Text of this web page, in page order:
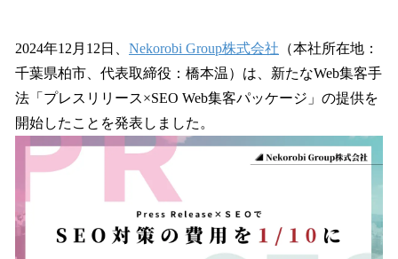
！
数
を
読
み
込
み
2024年12月12日、 Nekorobi Group株式会社 （本社所在地：
千葉県柏市、代表取締役：橋本温）は、新たなWeb集客手
法「プレスリリース×SEO Web集客パッケージ」の提供を
開始したことを発表しました。